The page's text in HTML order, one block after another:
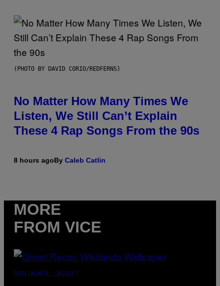
(PHOTO BY DAVID CORIO/REDFERNS)
No Matter How Many Times We
Listen, We Still Can’t Explain
These 4 Rap Songs From the 90s
8 hours agoBy Caleb Catlin
MORE
FROM VICE
SCREENSHOT: UBISOFT